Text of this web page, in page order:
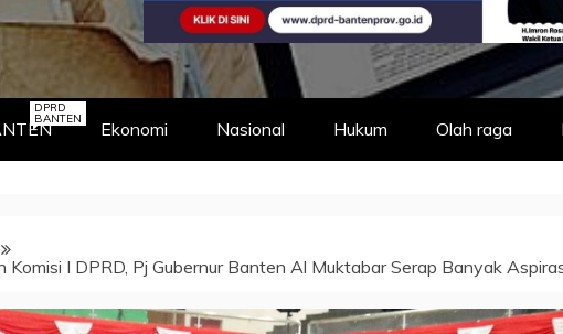
DPRD
BANTEN Ekonomi Nasional Hukum Olah raga
Komisi I DPRD, Pj Gubernur Banten Al Muktabar Serap Banyak